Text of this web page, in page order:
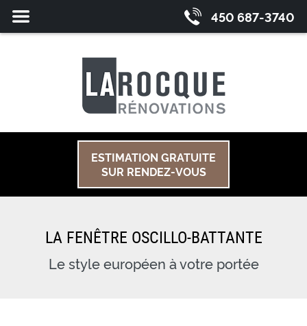
ESTIMATION GRATUITE
SUR RENDEZ-VOUS
450 687-3740
LA FENÊTRE OSCILLO-BATTANTE
Le style européen à votre portée